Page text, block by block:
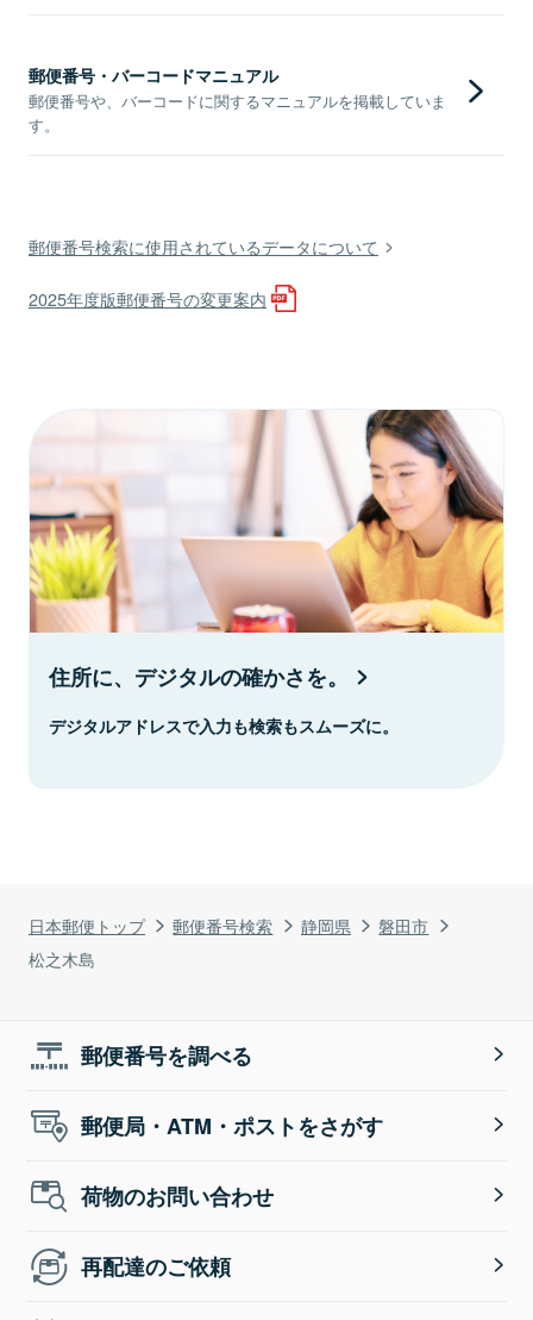
日本郵便トップ 郵便番号検索 静岡県
磐田市
松之木島
郵便番号・バーコードマニュアル
郵便番号や、バーコードに関するマニュアルを掲載していま
す。
郵便番号検索に使用されているデータについて
2025年度版郵便番号の変更案内
住所に、デジタルの確かさを。
デジタルアドレスで入力も検索もスムーズに。
郵便番号を調べる
郵便局・ATM・ポストをさがす
荷物のお問い合わせ
再配達のご依頼